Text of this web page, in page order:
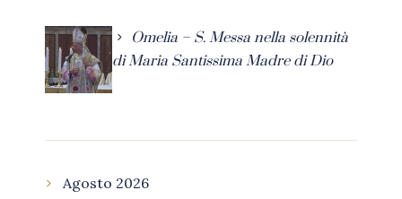
Omelia – S. Messa nella solennità
di Maria Santissima Madre di Dio
Agosto 2026